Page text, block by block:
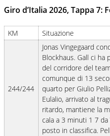
Giro d’Italia 2026, Tappa 7:
KM Situazione
244/244
Jonas Vingegaard
Blockhaus. Gall ci ha
del corridore del
comunque di 13
quarto per Giulio
Eulalio, arrivato al
ritardo, mantiene la
cala a 3 minuti 1 7 da
posto in classifica.